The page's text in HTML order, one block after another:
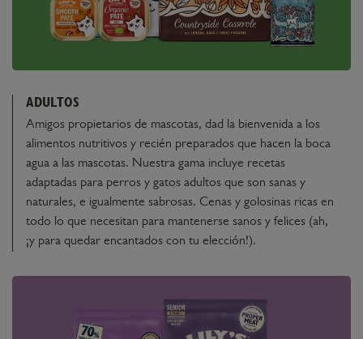
ADULTOS
Amigos propietarios de mascotas, dad la bienvenida a los
alimentos nutritivos y recién preparados que hacen la boca
agua a las mascotas. Nuestra gama incluye recetas
adaptadas para perros y gatos adultos que son sanas y
naturales, e igualmente sabrosas. Cenas y golosinas ricas en
todo lo que necesitan para mantenerse sanos y felices (ah,
¡y para quedar encantados con tu elección!).